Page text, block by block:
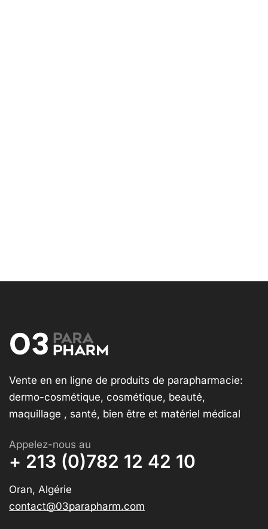
Vente en en ligne de produits de parapharmacie:
dermo-cosmétique, cosmétique, beauté,
maquillage , santé, bien être et matériel médical
Appelez-nous au
+ 213 (0)782 12 42 10
Oran, Algérie
contact@03parapharm.com